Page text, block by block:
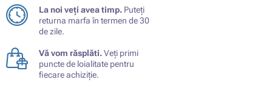
La noi veți avea timp. Puteți
returna marfa în termen de 30
de zile.
Vă vom răsplăti.Veți primi
puncte de loialitate pentru
fiecare achiziție.